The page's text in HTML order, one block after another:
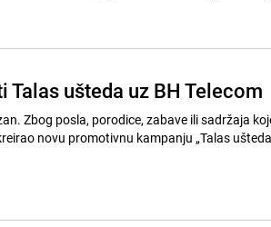
ušteda uz BH Telecom
Zbog posla, porodice, zabave ili sadržaja
novu promotivnu kampanju „Talas